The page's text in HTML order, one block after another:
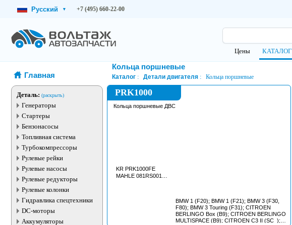
Русский ▾ +7 (495) 660-22-00
Цены КАТАЛОГ
Главная
Деталь: (раскрыть)
Генераторы
Стартеры
Бензонасосы
Топливная система
Турбокомпрессоры
Рулевые рейки
Рулевые насосы
Рулевые редукторы
Рулевые колонки
Гидравлика спецтехники
DC-моторы
Аккумуляторы
Кольца поршневые
Каталог Детали двигателя Кольца поршневые
PRK1000
Кольца поршневые ДВС
KR PRK1000FE
BMW 1 (F20); BMW 1 (F21); BMW 3 (F30,
F80); BMW 3 Touring (F31); CITROEN
BERLINGO Box (B9); CITROEN BERLINGO
MULTISPACE (B9); CITROEN C3 II (SC_);